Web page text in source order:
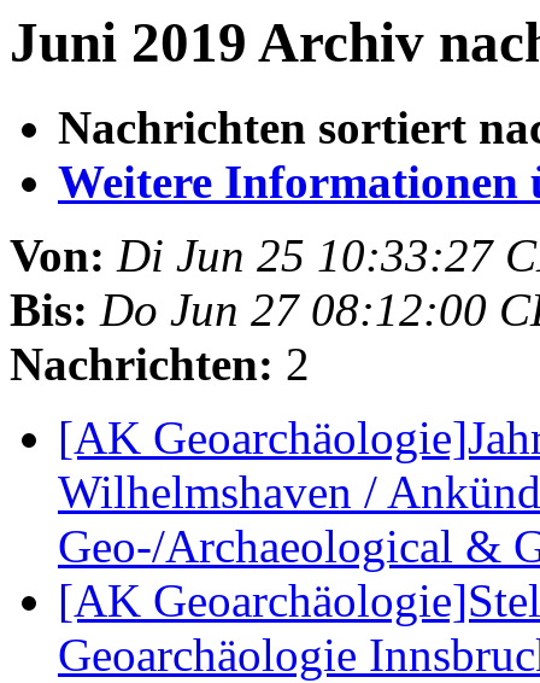
Juni 2019 Archiv
Nachrichten sortiert
Weitere Informationen
Von: Di Jun 25 10:33:27
Bis: Do Jun 27 08:12:00
Nachrichten: 2
[AK
Wilhelmshaven /
Geo-/Archaeological &
[AK
Geoarchäologie